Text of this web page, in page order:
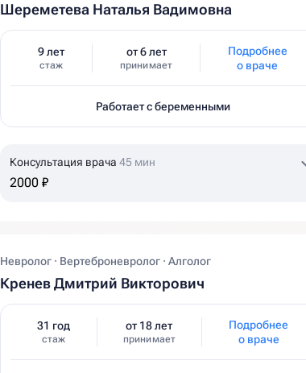
Шереметева Наталья Вадимовна
9 лет
стаж
от 6 лет
принимает
Подробнее
о враче
Работает с беременными
Консультация врача 45 мин
2000 ₽
Невролог · Вертеброневролог · Алголог
Кренев Дмитрий Викторович
31 год
стаж
от 18 лет
принимает
Подробнее
о враче